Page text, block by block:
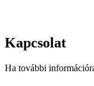
Kapcsolat
Ha további